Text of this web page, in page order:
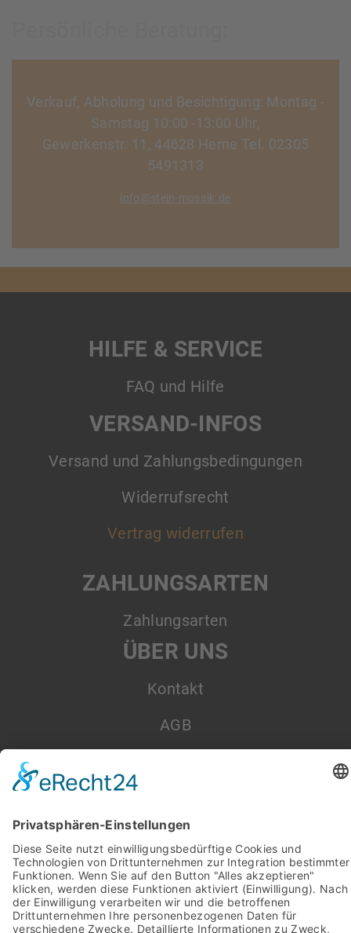
Verkauf, Abholung und Besichtigung: Montag -
Samstag 10:00 -13:00 Uhr,
Gewerkenstr. 11, 44628 Herne Tel. 02305
5491313
info@stein-mosaik.de
HILFE & SERVICE
FAQ und Hilfe
VERSAND-INFOS
Versand und Zahlungsbedingungen
Widerrufsrecht
Vertrag widerrufen
ZAHLUNGSARTEN
Zahlungsarten
ÜBER UNS
Kontakt
AGB
Impressum